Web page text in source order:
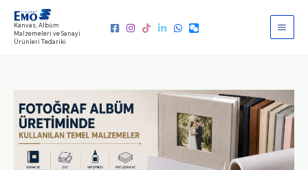
atlaKanvas, Albüm
Malzemeleri ve Sanayi
Ürünleri Tedariki